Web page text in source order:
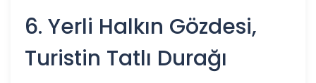
6. Yerli Halkın Gözdesi,
Turistin Tatlı Durağı